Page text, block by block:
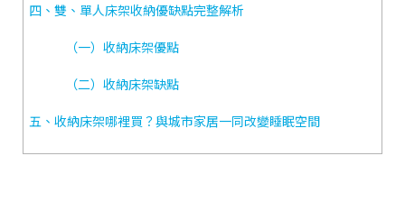
四、雙、單人床架收納優缺點完整解析
（一）收納床架優點
（二）收納床架缺點
五、收納床架哪裡買？與城市家居一同改變睡眠空間